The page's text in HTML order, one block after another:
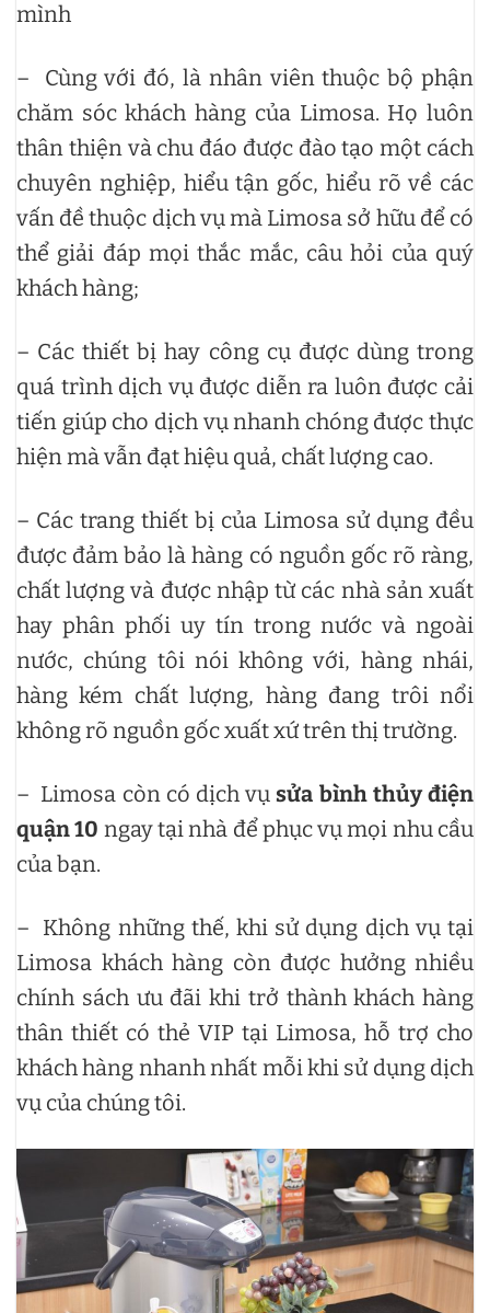
mình
– Cùng với đó, là nhân viên thuộc bộ phận
chăm sóc khách hàng của Limosa. Họ luôn
thân thiện và chu đáo được đào tạo một cách
chuyên nghiệp, hiểu tận gốc, hiểu rõ về các
vấn đề thuộc dịch vụ mà Limosa sở hữu để có
thể giải đáp mọi thắc mắc, câu hỏi của quý
khách hàng;
– Các thiết bị hay công cụ được dùng trong
quá trình dịch vụ được diễn ra luôn được cải
tiến giúp cho dịch vụ nhanh chóng được thực
hiện mà vẫn đạt hiệu quả, chất lượng cao.
– Các trang thiết bị của Limosa sử dụng đều
được đảm bảo là hàng có nguồn gốc rõ ràng,
chất lượng và được nhập từ các nhà sản xuất
hay phân phối uy tín trong nước và ngoài
nước, chúng tôi nói không với, hàng nhái,
hàng kém chất lượng, hàng đang trôi nổi
không rõ nguồn gốc xuất xứ trên thị trường.
– Limosa còn có dịch vụsửa bình thủy điện
quận 10 ngay tại nhà để phục vụ mọi nhu cầu
của bạn.
– Không những thế, khi sử dụng dịch vụ tại
Limosa khách hàng còn được hưởng nhiều
chính sách ưu đãi khi trở thành khách hàng
thân thiết có thẻ VIP tại Limosa, hỗ trợ cho
khách hàng nhanh nhất mỗi khi sử dụng dịch
vụ của chúng tôi.